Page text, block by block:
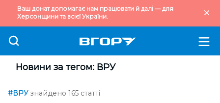
Ваш донат допомагає нам працювати й далі — для
Херсонщини та всієї України.
Новини за тегом: ВРУ
#ВРУ знайдено 165 статті